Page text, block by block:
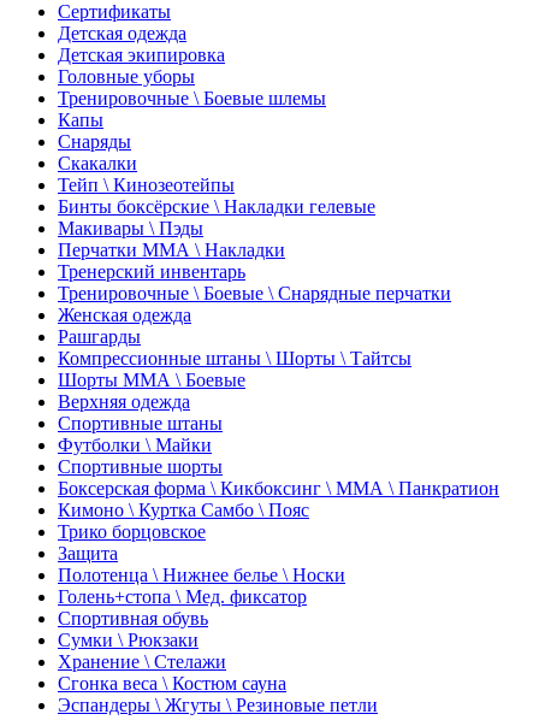
Сертификаты
Детская одежда
Детская экипировка
Головные уборы
Тренировочные \ Боевые шлемы
Капы
Снаряды
Скакалки
Тейп \ Кинозеотейпы
Бинты боксёрские \ Накладки гелевые
Макивары \ Пэды
Перчатки ММА \ Накладки
Тренерский инвентарь
Тренировочные \ Боевые \ Снарядные перчатки
Женская одежда
Рашгарды
Компрессионные штаны \ Шорты \ Тайтсы
Шорты ММА \ Боевые
Верхняя одежда
Спортивные штаны
Футболки \ Майки
Спортивные шорты
Боксерская форма \ Кикбоксинг \ ММА \ Панкратион
Кимоно \ Куртка Самбо \ Пояс
Трико борцовское
Защита
Полотенца \ Нижнее белье \ Носки
Голень+стопа \ Мед. фиксатор
Спортивная обувь
Сумки \ Рюкзаки
Хранение \ Стелажи
Сгонка веса \ Костюм сауна
Эспандеры \ Жгуты \ Резиновые петли